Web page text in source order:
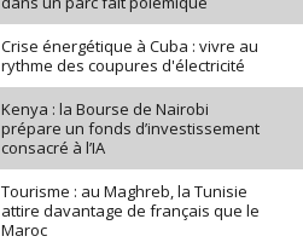
Crise énergétique à Cuba : vivre au
rythme des coupures d'électricité
Kenya : la Bourse de Nairobi
prépare un fonds d’investissement
consacré à l’IA
Tourisme : au Maghreb, la Tunisie
attire davantage de français que le
Maroc